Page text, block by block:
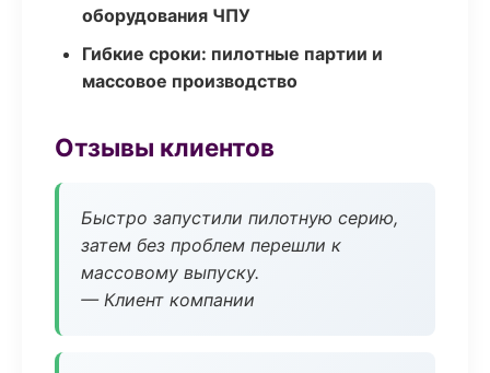
оборудования ЧПУ
Гибкие сроки: пилотные партии и
массовое производство
Отзывы клиентов
Быстро запустили пилотную серию,
затем без проблем перешли к
массовому выпуску.
— Клиент компании